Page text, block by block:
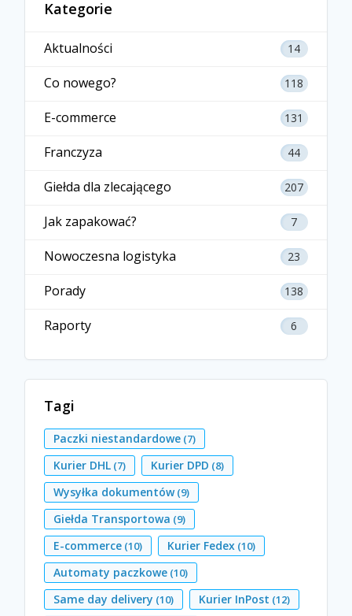
Kategorie
Aktualności 14
Co nowego? 118
E-commerce 131
Franczyza 44
Giełda dla zlecającego 207
Jak zapakować? 7
Nowoczesna logistyka 23
Porady 138
Raporty 6
Tagi
Paczki niestandardowe (7)
Kurier DHL (7) Kurier DPD (8)
Wysyłka dokumentów(9)
Giełda Transportowa (9)
E-commerce (10) Kurier Fedex (10)
Automaty paczkowe (10)
Same day delivery (10) Kurier InPost (12)